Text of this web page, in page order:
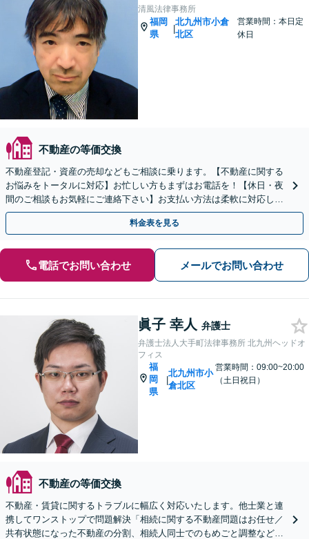
清風法律事務所
福岡
県
|
北九州市小倉
北区
営業時間：本日定
休日
不動産の等価交換
不動産登記・資産の売却などもご相談に乗ります。【不動産に関する
お悩みをトータルに対応】お忙しい方もまずはお電話を！【休日・夜
間のご相談もお気軽にご連絡下さい】お支払い方法は柔軟に対応しま
す【ご依頼者様のご負担、実質0円／完全成功報酬制あり】
料金表を見る
電話でお問い合わせ メールでお問い合わせ
眞子 幸人 弁護士
弁護士法人大手町法律事務所 北九州ヘッドオ
フィス
福
岡
県
|
北九州市小
倉北区
営業時間：09:00~20:00
（土日祝日）
不動産の等価交換
不動産・賃貸に関するトラブルに幅広く対応いたします。他士業と連
携してワンストップで問題解決「相続に関する不動産問題はお任せ／
共有状態になった不動産の分割、相続人同士でのもめごと調整など」